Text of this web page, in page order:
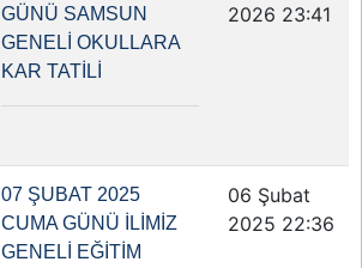
GÜNÜ SAMSUN
GENELİ OKULLARA
KAR TATİLİ
2026 23:41
07 ŞUBAT 2025
CUMA GÜNÜ İLİMİZ
GENELİ EĞİTİM
06 Şubat
2025 22:36